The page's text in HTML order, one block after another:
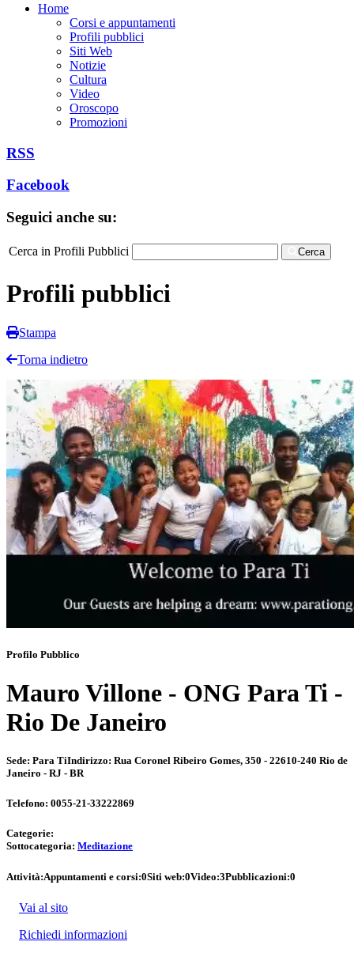
Home
Corsi e appuntamenti
Profili pubblici
Siti Web
Notizie
Cultura
Video
Oroscopo
Promozioni
RSS
Facebook
Seguici anche su:
Cerca in Profili Pubblici Cerca
Profili pubblici
Stampa
Torna indietro
Profilo Pubblico
Mauro Villone - ONG Para Ti -
Rio De Janeiro
Sede: Para TiIndirizzo: Rua Coronel Ribeiro Gomes, 350 - 22610-240 Rio de
Janeiro - RJ - BR
Telefono: 0055-21-33222869
Categorie:
Sottocategoria: Meditazione
Attività:Appuntamenti e corsi:0Siti web:0Video:3Pubblicazioni:0
Vai al sito
Richiedi informazioni